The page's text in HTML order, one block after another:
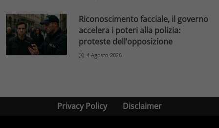
Riconoscimento facciale, il governo
accelera i poteri alla polizia:
proteste dell’opposizione
4 Agosto 2026
Privacy Policy Disclaimer